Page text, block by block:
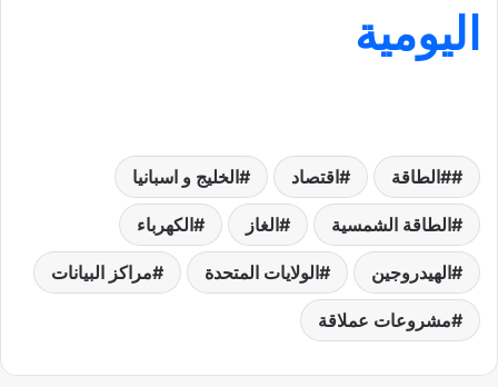
اليومية
#الطاقة اقتصاد الخليج و اسبانيا
الطاقة الشمسية الغاز الكهرباء
الهيدروجين الولايات المتحدة مراكز البيانات
مشروعات عملاقة